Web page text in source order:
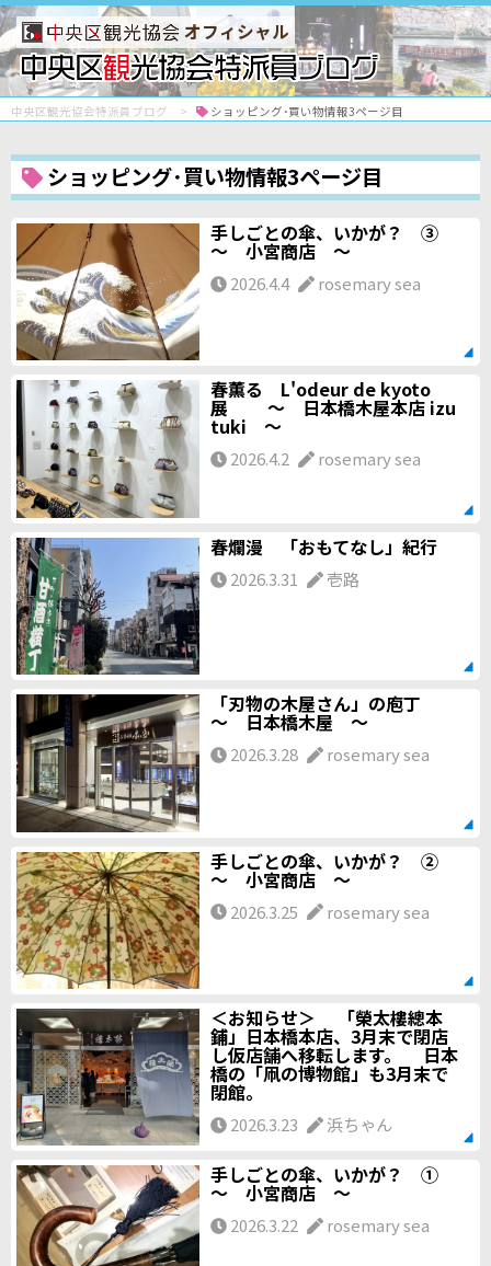
オフィシャル
中央区観光協会特派員ブログ ショッピング･買い物情報3ページ目
ショッピング･買い物情報3ページ目
手しごとの傘、いかが？ ③
～ 小宮商店 ～
2026.4.4 rosemary sea
春薫る L'odeur de kyoto
展 ～ 日本橋木屋本店 izu
tuki ～
2026.4.2 rosemary sea
春爛漫 「おもてなし」紀行
2026.3.31 壱路
「刃物の木屋さん」の庖丁
～ 日本橋木屋 ～
2026.3.28 rosemary sea
手しごとの傘、いかが？ ②
～ 小宮商店 ～
2026.3.25 rosemary sea
＜お知らせ＞ 「榮太樓總本
鋪」日本橋本店、3月末で閉店
し仮店舗へ移転します。 日本
橋の「凧の博物館」も3月末で
閉館。
2026.3.23 浜ちゃん
手しごとの傘、いかが？ ①
～ 小宮商店 ～
2026.3.22 rosemary sea